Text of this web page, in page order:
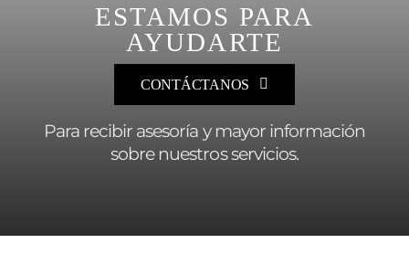
ESTAMOS PARA
AYUDARTE
CONTÁCTANOS
Para recibir asesoría y mayor información
sobre nuestros servicios.